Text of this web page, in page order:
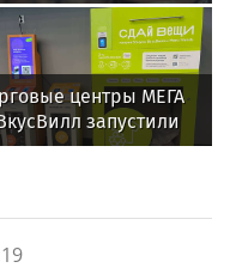
кран кошки
центры МЕГА
запустили
проект по